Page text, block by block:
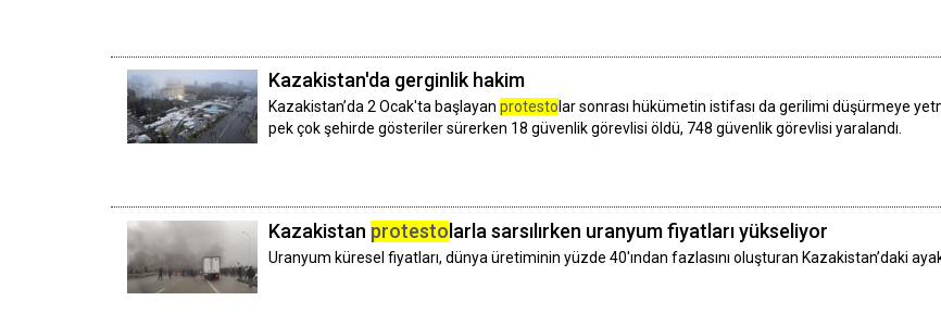
Kazakistan'da gerginlik hakim
Kazakistan’da 2 Ocak'ta başlayan protesto lar sonrası hükümetin istifası da gerilimi düşürmeye
pek çok şehirde gösteriler sürerken 18 güvenlik görevlisi öldü, 748 güvenlik görevlisi yaralandı.
Kazakistan protestolarla sarsılırken uranyum fiyatları yükseliyor
Uranyum küresel fiyatları, dünya üretiminin yüzde 40'ından fazlasını oluşturan Kazakistan’daki